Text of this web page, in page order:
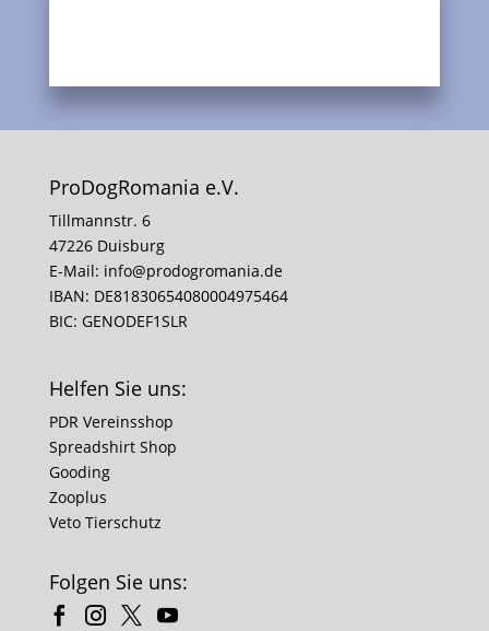
ProDogRomania e.V.
Tillmannstr. 6
47226 Duisburg
E-Mail: info@prodogromania.de
IBAN: DE81830654080004975464
BIC: GENODEF1SLR
Helfen Sie uns:
PDR Vereinsshop
Spreadshirt Shop
Gooding
Zooplus
Veto Tierschutz
Folgen Sie uns: